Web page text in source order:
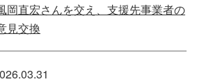
岡直宏さんを交え、支援先事業者の
見交換